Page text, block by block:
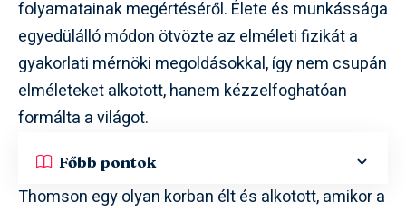
folyamatainak megértéséről. Élete és munkássága
egyedülálló módon ötvözte az elméleti fizikát a
gyakorlati mérnöki megoldásokkal, így nem csupán
elméleteket alkotott, hanem kézzelfoghatóan
formálta a világot.
Főbb pontok
Thomson egy olyan korban élt és alkotott, amikor a